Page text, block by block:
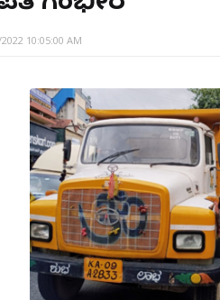
10:05:00 AM